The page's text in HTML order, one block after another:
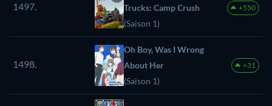
1497.
Trucks: Camp Crush
(Saison 1)
+550
1498.
Oh Boy, Was I Wrong
About Her
(Saison 1)
+31